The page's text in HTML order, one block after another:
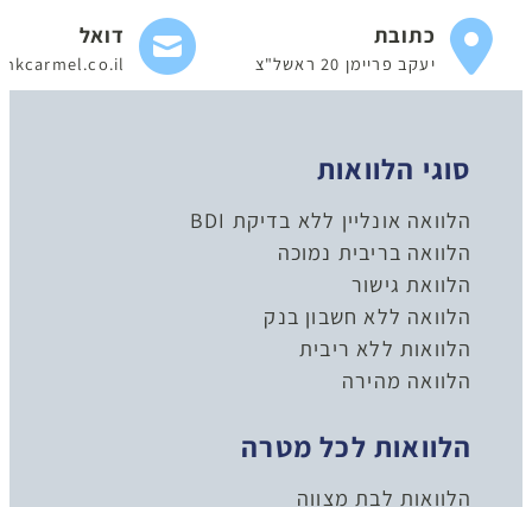
כתובת
יעקב פריימן 20 ראשל"צ
דואל
סוגי הלוואות
הלוואה אונליין ללא בדיקת BDI
הלוואה בריבית נמוכה
הלוואת גישור
הלוואה ללא חשבון בנק
הלוואות ללא ריבית
הלוואה מהירה
הלוואות לכל מטרה
הלוואות לבת מצווה